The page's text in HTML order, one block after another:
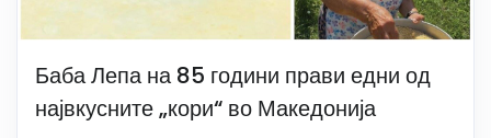
Баба Лепа на 85 години прави едни од
највкусните „кори“ во Македонија